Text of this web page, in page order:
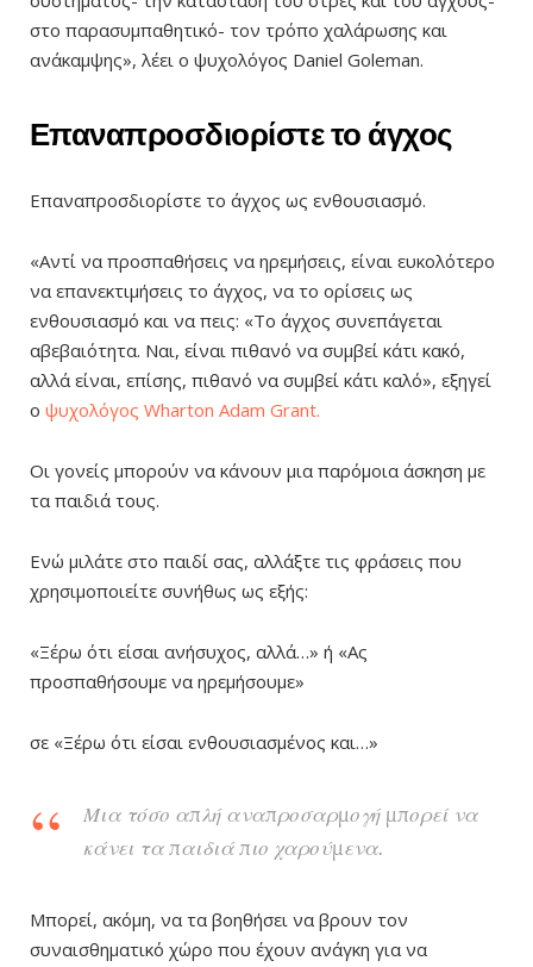
στο παρασυμπαθητικό- τον τρόπο χαλάρωσης και
ανάκαμψης», λέει ο ψυχολόγος Daniel Goleman.
Επαναπροσδιορίστε το άγχος
Επαναπροσδιορίστε το άγχος ως ενθουσιασμό.
«Αντί να προσπαθήσεις να ηρεμήσεις, είναι ευκολότερο
να επανεκτιμήσεις το άγχος, να το ορίσεις ως
ενθουσιασμό και να πεις: «Το άγχος συνεπάγεται
αβεβαιότητα. Ναι, είναι πιθανό να συμβεί κάτι κακό,
αλλά είναι, επίσης, πιθανό να συμβεί κάτι καλό», εξηγεί
ο ψυχολόγος Wharton Adam Grant.
Οι γονείς μπορούν να κάνουν μια παρόμοια άσκηση με
τα παιδιά τους.
Ενώ μιλάτε στο παιδί σας, αλλάξτε τις φράσεις που
χρησιμοποιείτε συνήθως ως εξής:
«Ξέρω ότι είσαι ανήσυχος, αλλά…» ή «Ας
προσπαθήσουμε να ηρεμήσουμε»
σε «Ξέρω ότι είσαι ενθουσιασμένος και…»
Μια τόσο απλή αναπροσαρμογή μπορεί να
κάνει τα παιδιά πιο χαρούμενα.
Μπορεί, ακόμη, να τα βοηθήσει να βρουν τον
συναισθηματικό χώρο που έχουν ανάγκη για να